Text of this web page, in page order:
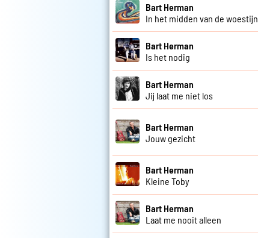
Bart Herman
In het midden van de woestijn
Bart Herman
Is het nodig
Bart Herman
Jij laat me niet los
Bart Herman
Jouw gezicht
Bart Herman
Kleine Toby
Bart Herman
Laat me nooit alleen